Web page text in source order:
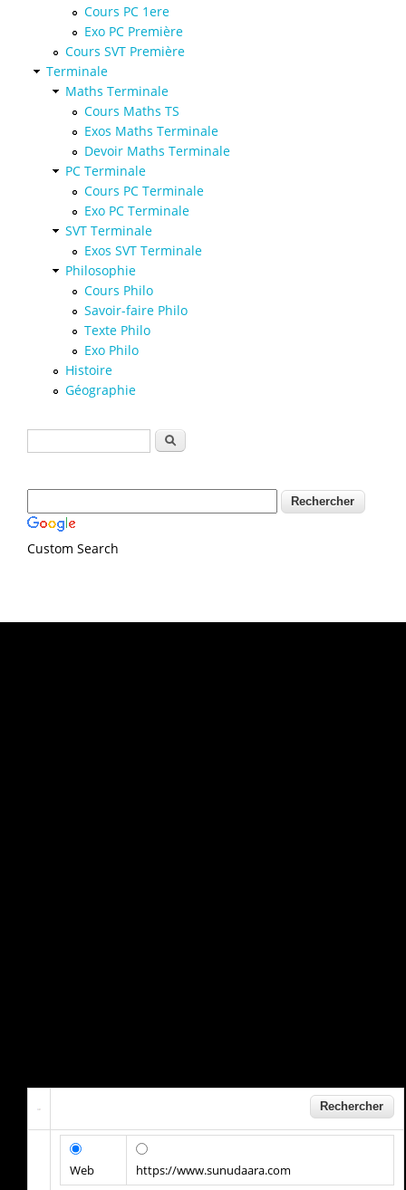
Cours PC 1ere
Exo PC Première
Cours SVT Première
Terminale
Maths Terminale
Cours Maths TS
Exos Maths Terminale
Devoir Maths Terminale
PC Terminale
Cours PC Terminale
Exo PC Terminale
SVT Terminale
Exos SVT Terminale
Philosophie
Cours Philo
Savoir-faire Philo
Texte Philo
Exo Philo
Histoire
Géographie
Formulaire de recherche
Rechercher
Custom Search
Web https://www.sunudaara.com